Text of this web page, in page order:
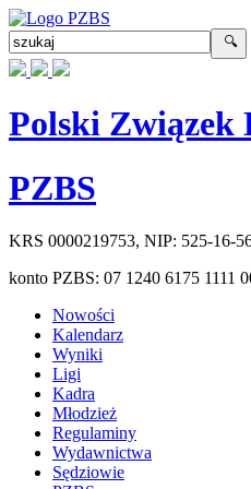
Polski Związek
PZBS
KRS 0000219753, NIP: 525-16-
konto PZBS: 07 1240 6175 1111
Nowości
Kalendarz
Wyniki
Ligi
Kadra
Młodzież
Regulaminy
Wydawnictwa
Sędziowie